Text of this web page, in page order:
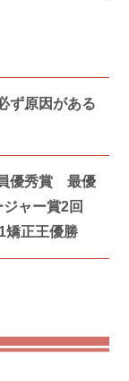
ず原因がある
優秀賞 最優
ジャー賞2回
矯正王優勝